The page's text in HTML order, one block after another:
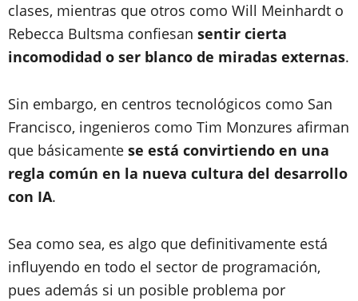
clases, mientras que otros como Will Meinhardt o
Rebecca Bultsma confiesan sentir cierta
incomodidad o ser blanco de miradas externas.
Sin embargo, en centros tecnológicos como San
Francisco, ingenieros como Tim Monzures afirman
que básicamente se está convirtiendo en una
regla común en la nueva cultura del desarrollo
con IA.
Sea como sea, es algo que definitivamente está
influyendo en todo el sector de programación,
pues además si un posible problema por